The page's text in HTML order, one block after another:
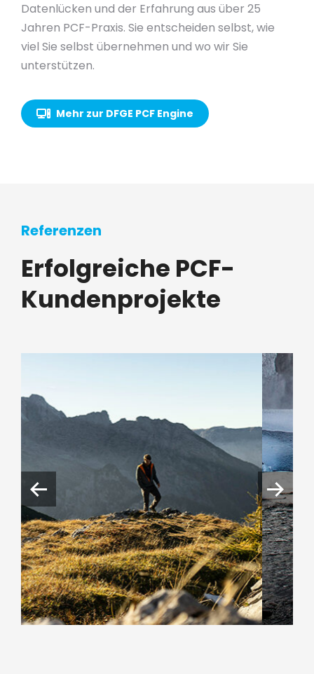
Datenlücken und der Erfahrung aus über 25
Jahren PCF-Praxis. Sie entscheiden selbst, wie
viel Sie selbst übernehmen und wo wir Sie
unterstützen.
Mehr zur DFGE PCF Engine
Referenzen
Erfolgreiche PCF-
Kundenprojekte